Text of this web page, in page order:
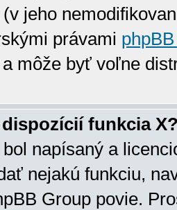
jeho
právami
môže byť voľne
funkcia
napísaný a
nejakú funkciu,
Group povie.